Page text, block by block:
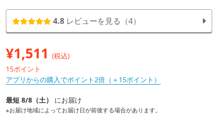
4.8 レビューを見る（4）
¥1,511 (税込)
15ポイント
アプリからの購入でポイント2倍（＋15ポイント）
最短 8/8（土） にお届け
※お届け地域によってお届け日が前後する場合があります。